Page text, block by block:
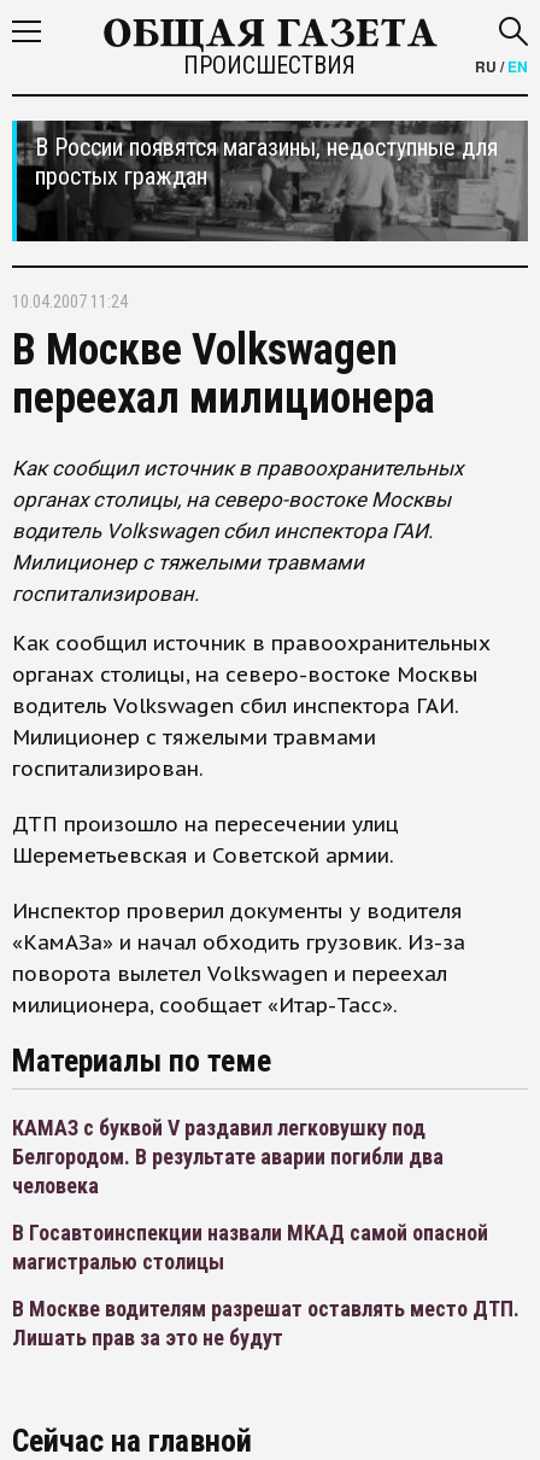
ПРОИСШЕСТВИЯ RU /EN
В России появятся магазины, недоступные для
простых граждан
10.04.2007 11:24
В Москве Volkswagen
переехал милиционера
Как сообщил источник в правоохранительных
органах столицы, на северо-востоке Москвы
водитель Volkswagen сбил инспектора ГАИ.
Милиционер с тяжелыми травмами
госпитализирован.
Как сообщил источник в правоохранительных
органах столицы, на северо-востоке Москвы
водитель Volkswagen сбил инспектора ГАИ.
Милиционер с тяжелыми травмами
госпитализирован.
ДТП произошло на пересечении улиц
Шереметьевская и Советской армии.
Инспектор проверил документы у водителя
«КамАЗа» и начал обходить грузовик. Из-за
поворота вылетел Volkswagen и переехал
милиционера, сообщает «Итар-Тасс».
Материалы по теме
КАМАЗ с буквой V раздавил легковушку под
Белгородом. В результате аварии погибли два
человека
В Госавтоинспекции назвали МКАД самой опасной
магистралью столицы
В Москве водителям разрешат оставлять место ДТП.
Лишать прав за это не будут
Сейчас на главной